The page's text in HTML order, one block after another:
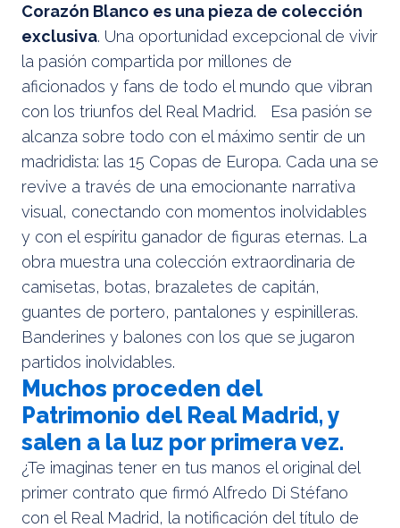
Corazón Blanco es una pieza de colección
exclusiva. Una oportunidad excepcional de vivir
la pasión compartida por millones de
aficionados y fans de todo el mundo que vibran
con los triunfos del Real Madrid. Esa pasión se
alcanza sobre todo con el máximo sentir de un
madridista: las 15 Copas de Europa. Cada una se
revive a través de una emocionante narrativa
visual, conectando con momentos inolvidables
y con el espíritu ganador de figuras eternas. La
obra muestra una colección extraordinaria de
camisetas, botas, brazaletes de capitán,
guantes de portero, pantalones y espinilleras.
Banderines y balones con los que se jugaron
partidos inolvidables.
Muchos proceden del
Patrimonio del Real Madrid, y
salen a la luz por primera vez.
¿Te imaginas tener en tus manos el original del
primer contrato que firmó Alfredo Di Stéfano
con el Real Madrid, la notificación del título de